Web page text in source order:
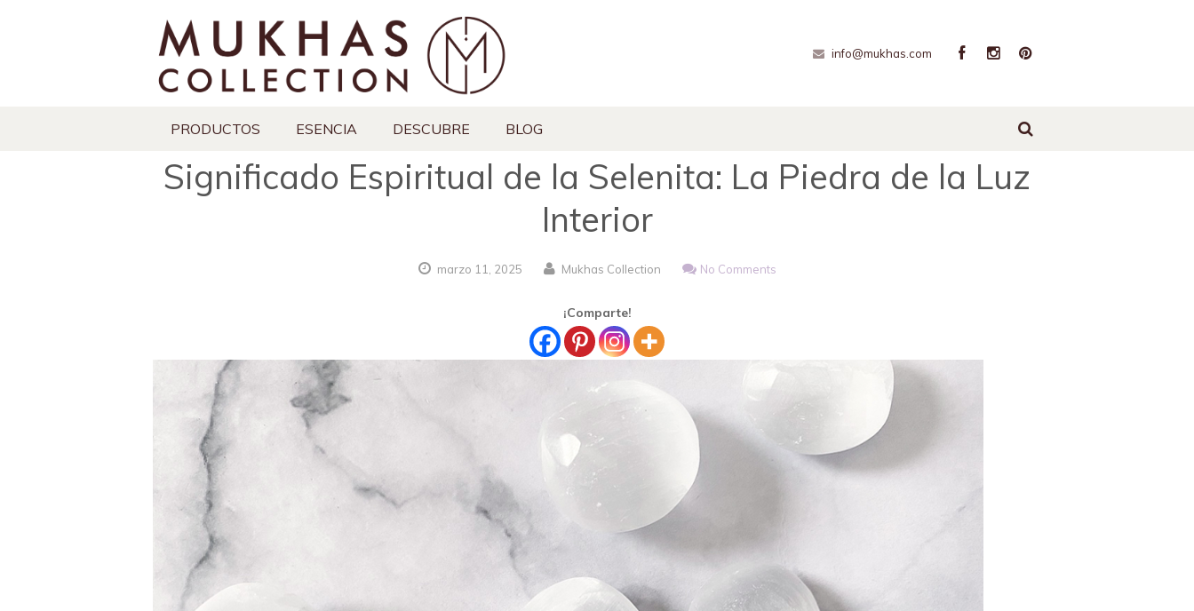
info@mukhas.com
PRODUCTOS ESENCIA DESCUBRE BLOG
Significado Espiritual de la Selenita: La Piedra de la Luz
Interior
marzo 11, 2025 Mukhas Collection No Comments
¡Comparte!